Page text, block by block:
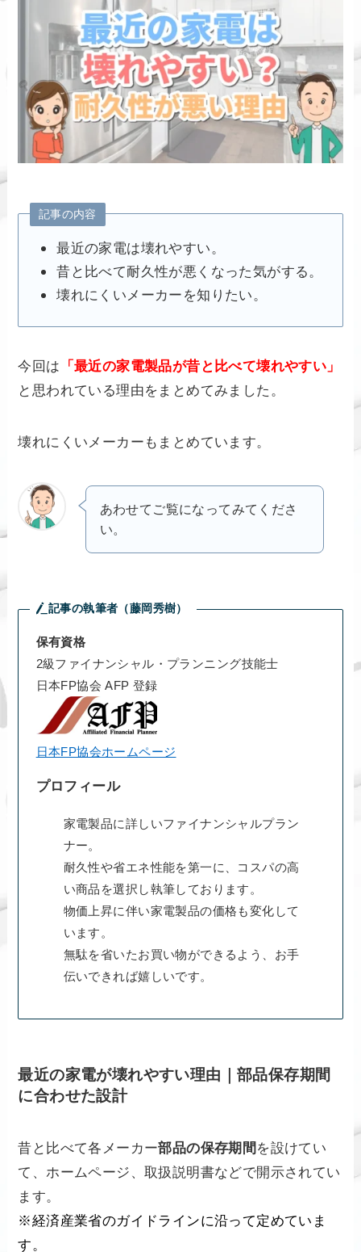
記事の内容
最近の家電は壊れやすい。
昔と比べて耐久性が悪くなった気がする。
壊れにくいメーカーを知りたい。
今回は 「最近の家電製品が昔と比べて壊れやすい」
と思われている理由をまとめてみました。
壊れにくいメーカーもまとめています。
あわせてご覧になってみてくださ
い。
記事の執筆者（藤岡秀樹）
保有資格
2級ファイナンシャル・プランニング技能士
日本FP協会 AFP 登録
日本FP協会ホームページ
プロフィール
家電製品に詳しいファイナンシャルプラン
ナー。
耐久性や省エネ性能を第一に、コスパの高
い商品を選択し執筆しております。
物価上昇に伴い家電製品の価格も変化して
います。
無駄を省いたお買い物ができるよう、お手
伝いできれば嬉しいです。
最近の家電が壊れやすい理由｜部品保存期間
に合わせた設計
昔と比べて各メーカー部品の保存期間 を設けてい
て、ホームページ、取扱説明書などで開示されてい
ます。
※経済産業省のガイドラインに沿って定めていま
す。